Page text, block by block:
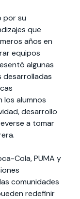
por su
que
años en
equipos
algunas
desarrolladas
los alumnos
desarrollo
a tomar
Cola, PUMA y
comunidades
redefinir